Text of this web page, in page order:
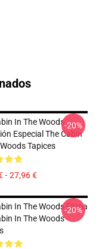
In The Woods
Especial The Cabin
Tapices
- 27,96 €
-20%
In The Woods Firma
In The Woods
-20%